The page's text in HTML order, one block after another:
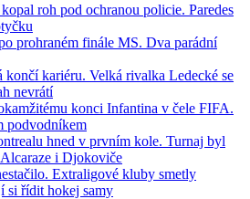
roh pod ochranou policie. Paredes
prohraném finále MS. Dva parádní
končí kariéru. Velká rivalka Ledecké se
nevrátí
konci Infantina v čele FIFA.
podvodníkem
hned v prvním kole. Turnaj byl
i Djokoviče
Extraligové kluby smetly
si řídit hokej samy